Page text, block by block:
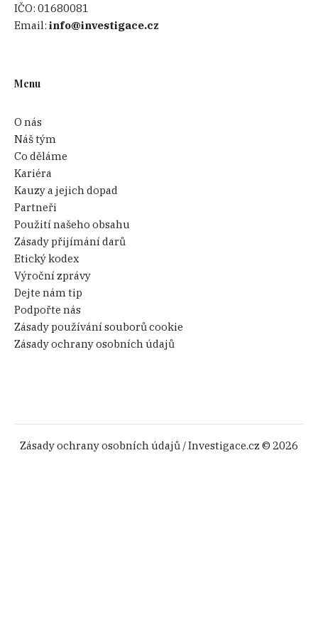
IČO:01680081
Email:info@investigace.cz
Menu
O nás
Náš tým
Co děláme
Kariéra
Kauzy a jejich dopad
Partneři
Použití našeho obsahu
Zásady přijímání darů
Etický kodex
Výroční zprávy
Dejte nám tip
Podpořte nás
Zásady používání souborů cookie
Zásady ochrany osobních údajů
Zásady ochrany osobních údajů / Investigace.cz © 2026